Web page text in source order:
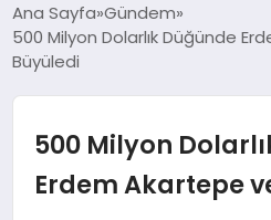
YAŞAM
GUNCEL
SAĞLIK
Ana Sayfa Gündem
500 Milyon Dolarlık Düğünde
Büyüledi
500 Milyon
Erdem Akartepe